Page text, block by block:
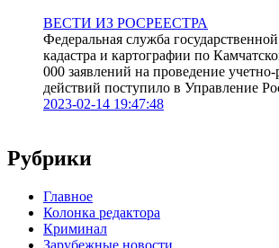
ВЕСТИ ИЗ РОСРЕЕСТРА
Федеральная служба
кадастра и картографии по
000 заявлений на проведение
действий поступило в Управление
2023-02-14 19:47:48
Рубрики
Главное
Колонка редактора
Криминал
Зарубежные новости